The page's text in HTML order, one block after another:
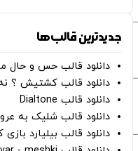
جدیدترین قالب‌ها
دانلود قالب حس و حال
دانلود قالب کشتیش ؟
دانلود قالب Dialtone
دانلود قالب شلیک به
دانلود قالب بیلیارد